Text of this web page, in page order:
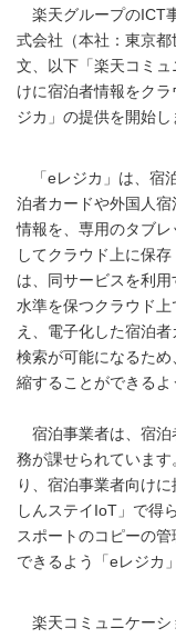
楽天グループのICT
式会社（本社：東京
文、以下「楽天コミ
けに宿泊者情報をク
ジカ」の提供を開始し
「eレジカ」は、宿
泊者カードや外国人
情報を、専用のタブ
してクラウド上に保
は、同サービスを利
水準を保つクラウド
え、電子化した宿泊
検索が可能になるた
縮することができるよ
宿泊事業者は、宿泊
務が課せられていま
り、宿泊事業者向け
しんステイIoT」で得
スポートのコピーの
できるよう「eレジカ
楽天コミュニケーシ